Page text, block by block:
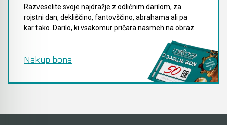
Razveselite svoje najdražje z odličnim darilom, za
rojstni dan, dekliščino, fantovščino, abrahama ali pa
kar tako. Darilo, ki vsakomur pričara nasmeh na obraz.
Nakup bona